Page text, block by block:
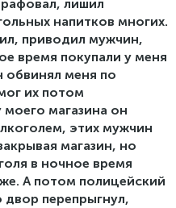
лишил
напитков многих.
приводил мужчин,
время покупали у меня
обвинял меня по
их потом
моего магазина он
этих мужчин
магазин, но
в ночное время
А потом полицейский
двор перепрыгнул,